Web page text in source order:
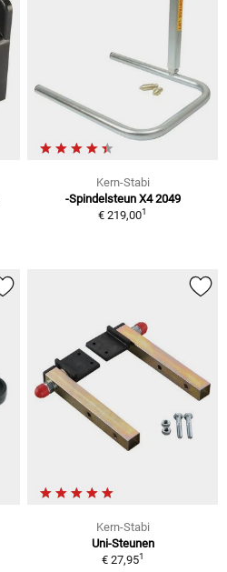
Kern-Stabi
-Spindelsteun X4 2049
€ 219,001
Kern-Stabi
Uni-Steunen
€ 27,951